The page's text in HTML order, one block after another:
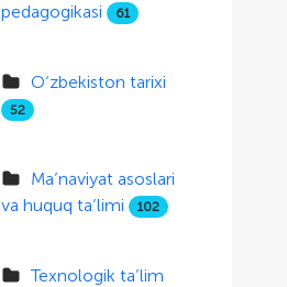
pedagogikasi
61
O‘zbekiston tarixi
52
Ma’naviyat asoslari
va huquq ta’limi
102
Texnologik ta’lim